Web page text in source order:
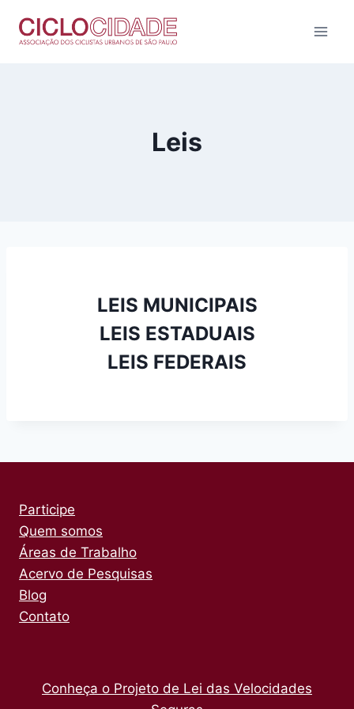
para
Leis
LEIS MUNICIPAIS
LEIS ESTADUAIS
LEIS FEDERAIS
Participe
Quem somos
Áreas de Trabalho
Acervo de Pesquisas
Blog
Contato
Conheça o Projeto de Lei das Velocidades